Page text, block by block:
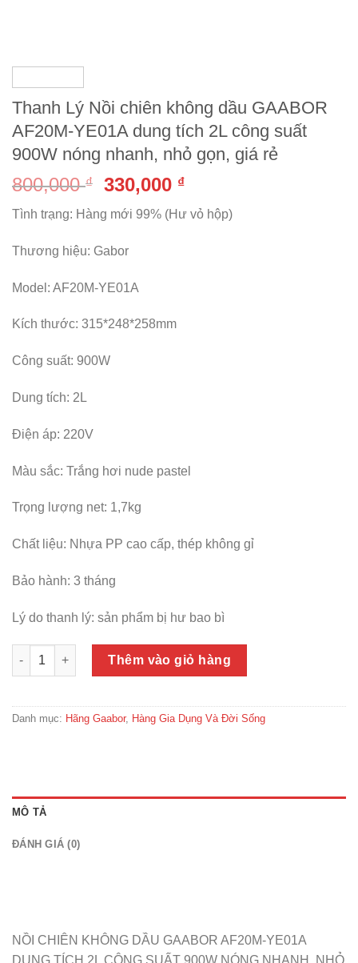
Thanh Lý Nồi chiên không dầu GAABOR
AF20M-YE01A dung tích 2L công suất
900W nóng nhanh, nhỏ gọn, giá rẻ
800,000₫ 330,000 ₫
Tình trạng: Hàng mới 99% (Hư vỏ hộp)
Thương hiệu: Gabor
Model: AF20M-YE01A
Kích thước: 315*248*258mm
Công suất: 900W
Dung tích: 2L
Điện áp: 220V
Màu sắc: Trắng hơi nude pastel
Trọng lượng net: 1,7kg
Chất liệu: Nhựa PP cao cấp, thép không gỉ
Bảo hành: 3 tháng
Lý do thanh lý: sản phẩm bị hư bao bì
Thanh Lý Nồi chiên không dầu GAABOR AF20M-YE01A
Thêm vào giỏ hàng
Danh mục: Hãng Gaabor, Hàng Gia Dụng Và Đời Sống
MÔ TẢ
ĐÁNH GIÁ (0)
NỒI CHIÊN KHÔNG DẦU GAABOR AF20M-YE01A
DUNG TÍCH 2L CÔNG SUẤT 900W NÓNG NHANH, NHỎ